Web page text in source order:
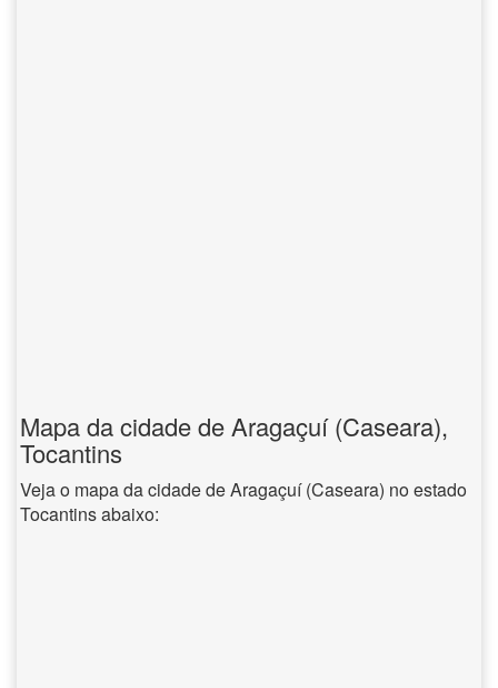
Mapa da cidade de Aragaçuí (Caseara),
Tocantins
Veja o mapa da cidade de Aragaçuí (Caseara) no estado
Tocantins abaixo: